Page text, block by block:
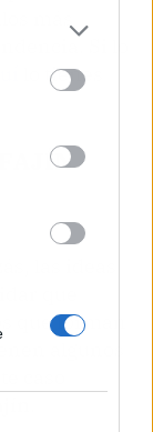
Si lo
lo tienes
las ideas
que
que forman
algunos
caso